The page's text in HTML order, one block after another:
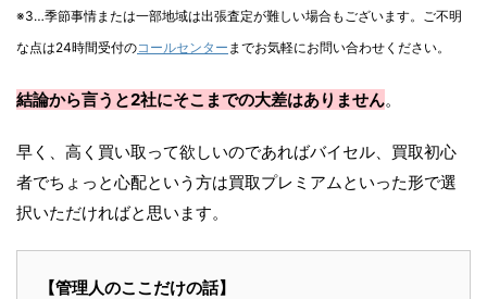
※3…季節事情または一部地域は出張査定が難しい場合もございます。ご不明
な点は24時間受付のコールセンター までお気軽にお問い合わせください。
結論から言うと2社にそこまでの大差はありません。
早く、高く買い取って欲しいのであればバイセル、買取初心
者でちょっと心配という方は買取プレミアムといった形で選
択いただければと思います。
【管理人のここだけの話】